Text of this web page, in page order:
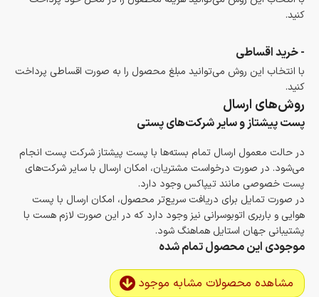
کنید.
- خرید اقساطی
با انتخاب این روش می‌توانید مبلغ محصول را به صورت اقساطی پرداخت
کنید.
روش‌های ارسال
پست پیشتاز و سایر شرکت‌های پستی
در حالت معمول ارسال تمام بسته‌ها با پست پیشتاز شرکت پست انجام
می‌شود. در صورت درخواست مشتریان، امکان ارسال با سایر شرکت‌های
پست خصوصی مانند تیپاکس وجود دارد.
در صورت تمایل برای دریافت سریع‌تر محصول، امکان ارسال با پست
هوایی و باربری اتوبوسرانی نیز وجود دارد که در این صورت لازم هست با
پشتیبانی جهان استایل هماهنگ شود.
موجودی این محصول تمام شده
مشاهده محصولات مشابه موجود